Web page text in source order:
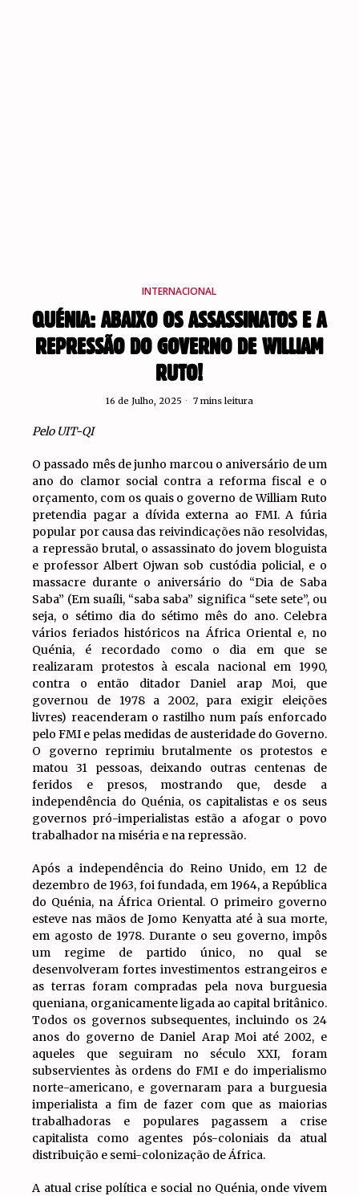
INTERNACIONAL
QUÉNIA: ABAIXO OS ASSASSINATOS E A
REPRESSÃO DO GOVERNO DE WILLIAM
RUTO!
16 de Julho, 2025 7 mins leitura
Pelo UIT-QI
O passado mês de junho marcou o aniversário de um
ano do clamor social contra a reforma fiscal e o
orçamento, com os quais o governo de William Ruto
pretendia pagar a dívida externa ao FMI. A fúria
popular por causa das reivindicações não resolvidas,
a repressão brutal, o assassinato do jovem bloguista
e professor Albert Ojwan sob custódia policial, e o
massacre durante o aniversário do “Dia de Saba
Saba” (Em suaíli, “saba saba” significa “sete sete”, ou
seja, o sétimo dia do sétimo mês do ano. Celebra
vários feriados históricos na África Oriental e, no
Quénia, é recordado como o dia em que se
realizaram protestos à escala nacional em 1990,
contra o então ditador Daniel arap Moi, que
governou de 1978 a 2002, para exigir eleições
livres) reacenderam o rastilho num país enforcado
pelo FMI e pelas medidas de austeridade do Governo.
O governo reprimiu brutalmente os protestos e
matou 31 pessoas, deixando outras centenas de
feridos e presos, mostrando que, desde a
independência do Quénia, os capitalistas e os seus
governos pró-imperialistas estão a afogar o povo
trabalhador na miséria e na repressão.
Após a independência do Reino Unido, em 12 de
dezembro de 1963, foi fundada, em 1964, a República
do Quénia, na África Oriental. O primeiro governo
esteve nas mãos de Jomo Kenyatta até à sua morte,
em agosto de 1978. Durante o seu governo, impôs
um regime de partido único, no qual se
desenvolveram fortes investimentos estrangeiros e
as terras foram compradas pela nova burguesia
queniana, organicamente ligada ao capital britânico.
Todos os governos subsequentes, incluindo os 24
anos do governo de Daniel Arap Moi até 2002, e
aqueles que seguiram no século XXI, foram
subservientes às ordens do FMI e do imperialismo
norte-americano, e governaram para a burguesia
imperialista a fim de fazer com que as maiorias
trabalhadoras e populares pagassem a crise
capitalista como agentes pós-coloniais da atual
distribuição e semi-colonização de África.
A atual crise política e social no Quénia, onde vivem